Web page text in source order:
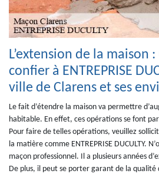
L’extension de la maison
confier à ENTREPRISE
ville de Clarens et ses
Le fait d’étendre la maison va permettre
habitable. En effet, ces opérations se font
Pour faire de telles opérations, veuillez
la matière comme ENTREPRISE DUCULTY.
maçon professionnel. Il a plusieurs années
De plus, il peut se porter garant de la qualité